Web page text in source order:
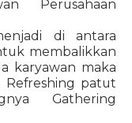
Perusahaan
di antara
membalikkan
karyawan maka
Refreshing patut
Gathering